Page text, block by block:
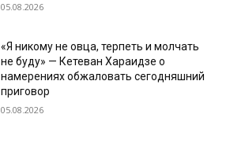
05.08.2026
«Я никому не овца, терпеть и молчать
не буду» — Кетеван Хараидзе о
намерениях обжаловать сегодняшний
приговор
05.08.2026